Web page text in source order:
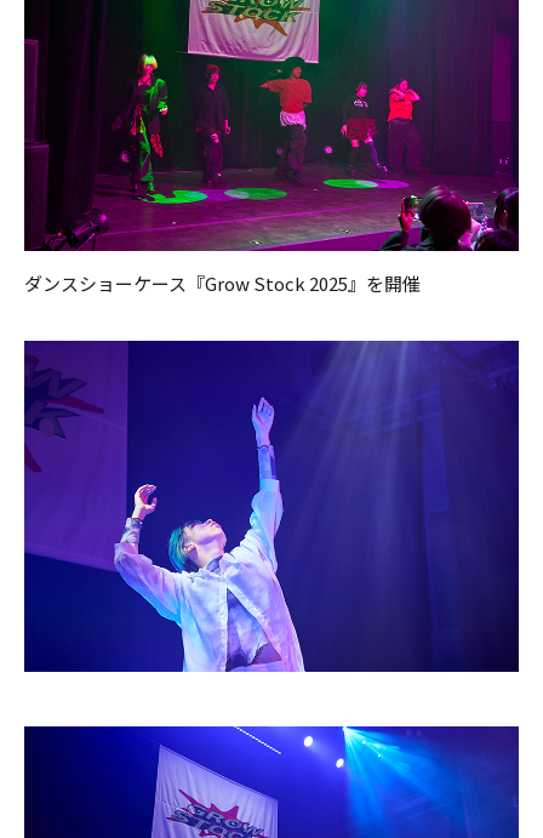
ダンスショーケース『Grow Stock 2025』を開催